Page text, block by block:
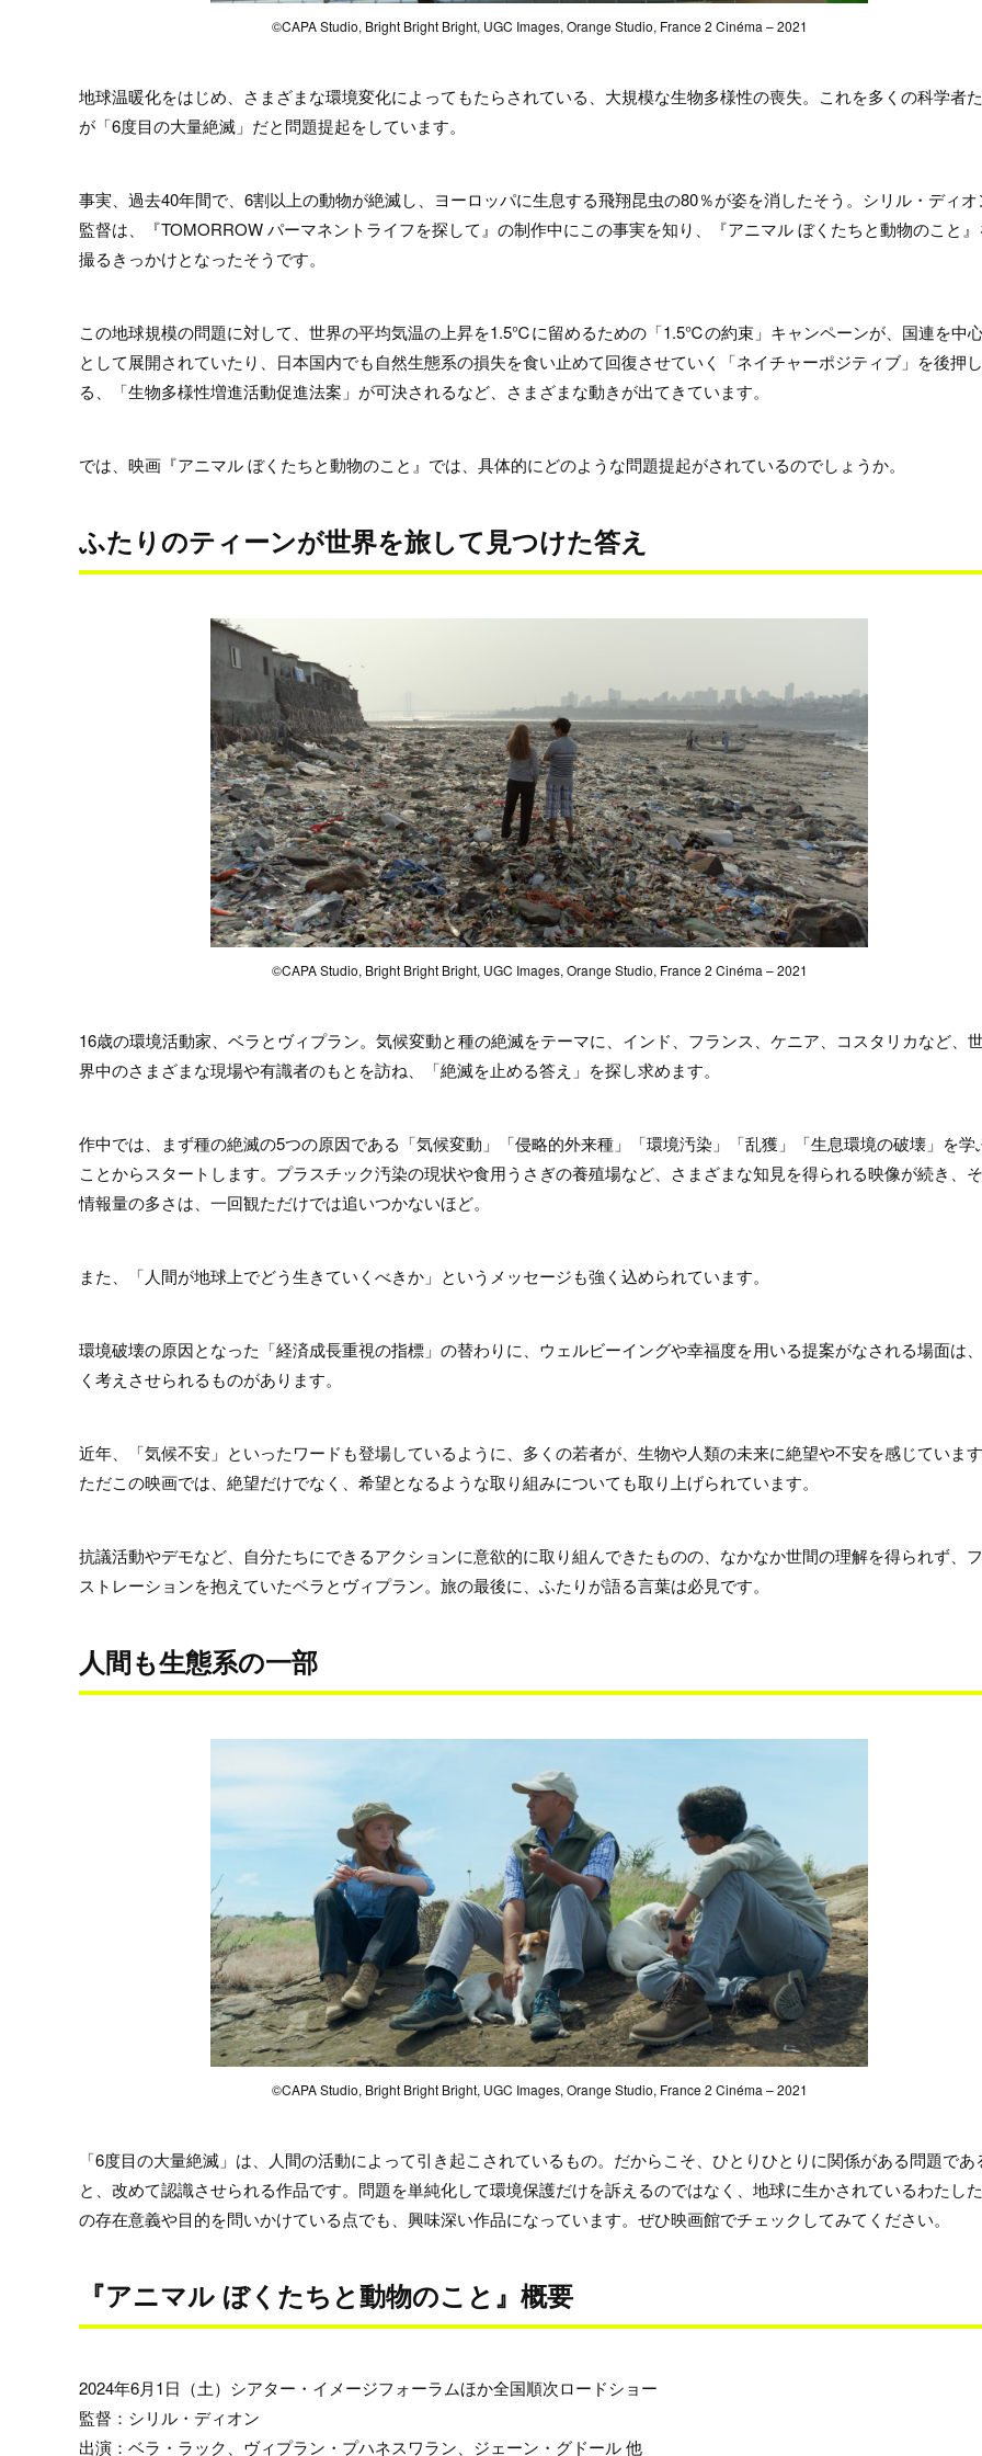
©CAPA Studio, Bright Bright Bright, UGC Images, Orange Studio, France 2 Cinéma – 2021
地球温暖化をはじめ、さまざまな環境変化によってもたらされている、大規模な生物多様性の喪失。これを多くの科学者
が「6度目の大量絶滅」だと問題提起をしています。
事実、過去40年間で、6割以上の動物が絶滅し、ヨーロッパに生息する飛翔昆虫の80％が姿を消したそう。シリル・ディオ
監督は、『TOMORROW パーマネントライフを探して』の制作中にこの事実を知り、『アニマル ぼくたちと動物のこと
撮るきっかけとなったそうです。
この地球規模の問題に対して、世界の平均気温の上昇を1.5℃に留めるための「1.5℃の約束」キャンペーンが、国連を中
として展開されていたり、日本国内でも自然生態系の損失を食い止めて回復させていく「ネイチャーポジティブ」を後押
る、「生物多様性増進活動促進法案」が可決されるなど、さまざまな動きが出てきています。
では、映画『アニマル ぼくたちと動物のこと』では、具体的にどのような問題提起がされているのでしょうか。
ふたりのティーンが世界を旅して見つけた答え
©CAPA Studio, Bright Bright Bright, UGC Images, Orange Studio, France 2 Cinéma – 2021
16歳の環境活動家、ベラとヴィプラン。気候変動と種の絶滅をテーマに、インド、フランス、ケニア、コスタリカなど、
界中のさまざまな現場や有識者のもとを訪ね、「絶滅を止める答え」を探し求めます。
作中では、まず種の絶滅の5つの原因である「気候変動」「侵略的外来種」「環境汚染」「乱獲」「生息環境の破壊」を学
ことからスタートします。プラスチック汚染の現状や食用うさぎの養殖場など、さまざまな知見を得られる映像が続き、
情報量の多さは、一回観ただけでは追いつかないほど。
また、「人間が地球上でどう生きていくべきか」というメッセージも強く込められています。
環境破壊の原因となった「経済成長重視の指標」の替わりに、ウェルビーイングや幸福度を用いる提案がなされる場面は
く考えさせられるものがあります。
近年、「気候不安」といったワードも登場しているように、多くの若者が、生物や人類の未来に絶望や不安を感じていま
ただこの映画では、絶望だけでなく、希望となるような取り組みについても取り上げられています。
抗議活動やデモなど、自分たちにできるアクションに意欲的に取り組んできたものの、なかなか世間の理解を得られず、
ストレーションを抱えていたベラとヴィプラン。旅の最後に、ふたりが語る言葉は必見です。
人間も生態系の一部
©CAPA Studio, Bright Bright Bright, UGC Images, Orange Studio, France 2 Cinéma – 2021
「6度目の大量絶滅」は、人間の活動によって引き起こされているもの。だからこそ、ひとりひとりに関係がある問題であ
と、改めて認識させられる作品です。問題を単純化して環境保護だけを訴えるのではなく、地球に生かされているわたし
の存在意義や目的を問いかけている点でも、興味深い作品になっています。ぜひ映画館でチェックしてみてください。
『アニマル ぼくたちと動物のこと』概要
2024年6月1日（土）シアター・イメージフォーラムほか全国順次ロードショー
監督：シリル・ディオン
出演：ベラ・ラック、ヴィプラン・プハネスワラン、ジェーン・グドール 他